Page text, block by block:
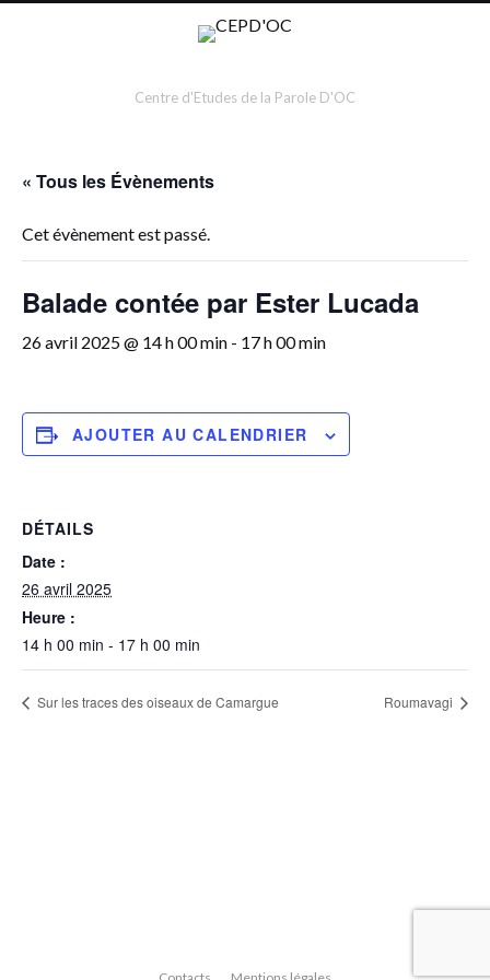
Centre d'Etudes de la Parole D'OC
« Tous les Évènements
Cet évènement est passé.
Balade contée par Ester Lucada
26 avril 2025 @ 14 h 00 min - 17 h 00 min
AJOUTER AU CALENDRIER
DÉTAILS
Date :
26 avril 2025
Heure :
14 h 00 min - 17 h 00 min
Sur les traces des oiseaux de Camargue Roumavagi